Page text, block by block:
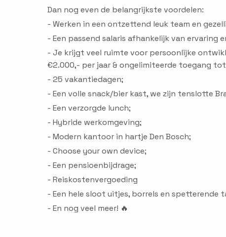
Dan nog even de belangrijkste voordelen:
- Werken in een ontzettend leuk team en
- Een passend salaris afhankelijk van ervaring
- Je krijgt veel ruimte voor persoonlijke
€2.000,- per jaar & ongelimiteerde toegang
- 25 vakantiedagen;
- Een volle snack/bier kast, we zijn tenslotte
- Een verzorgde lunch;
- Hybride werkomgeving;
- Modern kantoor in hartje Den Bosch;
- Choose your own device;
- Een pensioenbijdrage;
- Reiskostenvergoeding
- Een hele sloot uitjes, borrels en spetterende
- En nog veel meer! 🔥